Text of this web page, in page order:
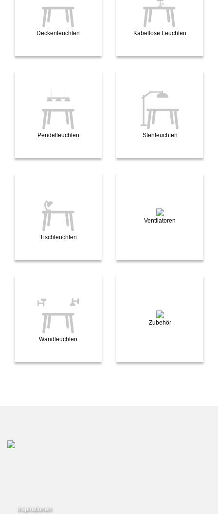
Deckenleuchten Kabellose Leuchten
Pendelleuchten Stehleuchten
Tischleuchten
Ventilatoren
Wandleuchten
Zubehör
Inspirationen